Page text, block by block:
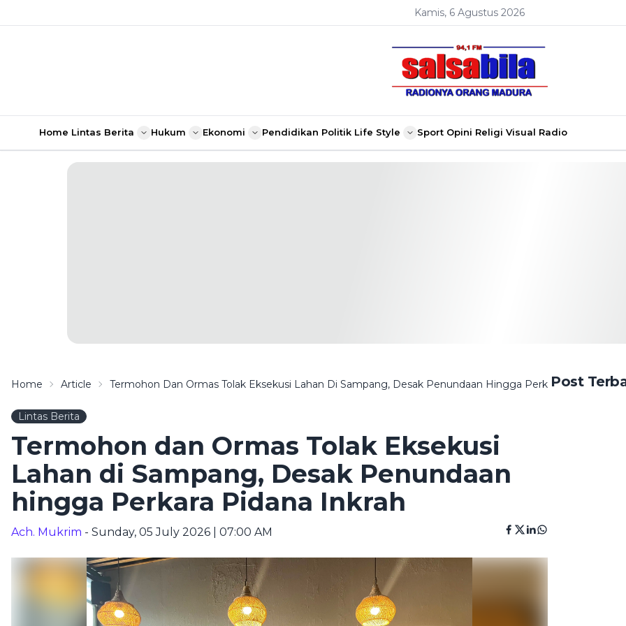
Kamis, 6 Agustus 2026
Home Lintas Berita Hukum Ekonomi Pendidikan Politik Life Style Sport Opini Religi Visual Radio
Home Article Termohon Dan Ormas Tolak Eksekusi Lahan Di Sampang, Desak Penundaan Hingga Perkara Pidana
Lintas Berita
Termohon dan Ormas Tolak Eksekusi
Lahan di Sampang, Desak Penundaan
hingga Perkara Pidana Inkrah
Ach. Mukrim - Sunday, 05 July 2026 | 07:00 AM
Post